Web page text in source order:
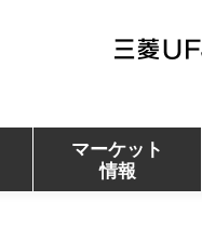
ＦＪモル
三菱ＵＦ
マーケット
情報